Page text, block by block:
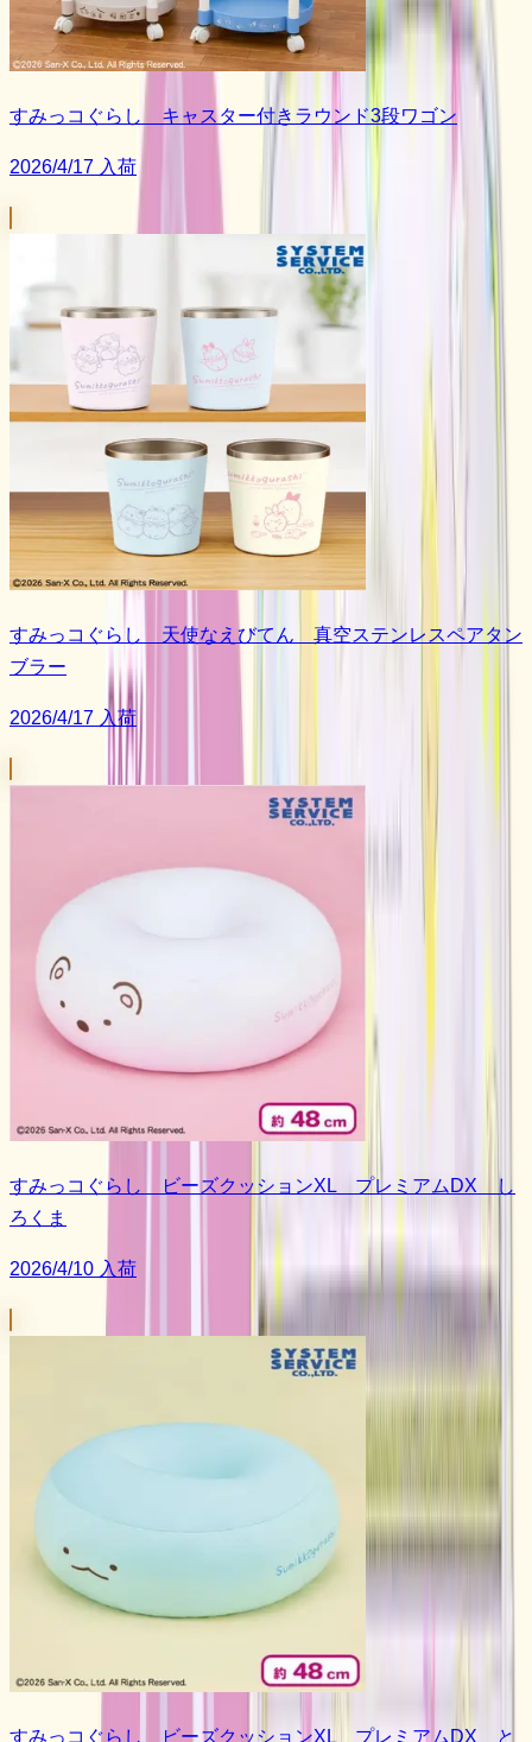
すみっコぐらし キャスター付きラウンド3段ワゴン
2026/4/17 入荷
すみっコぐらし 天使なえびてん 真空ステンレスペアタン
ブラー
2026/4/17 入荷
すみっコぐらし ビーズクッションXL プレミアムDX し
ろくま
2026/4/10 入荷
すみっコぐらし ビーズクッションXL プレミアムDX と